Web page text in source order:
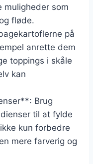
muligheder som
fløde.
på
anrette dem
toppings i skåle
kan
Brug
til at fylde
kun forbedre
mere farverig og